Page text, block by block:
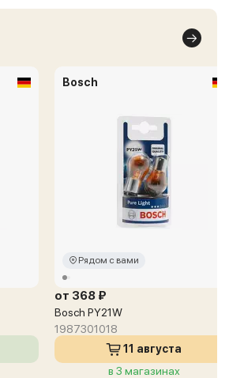
Bosch
Рядом с вами
от 368 ₽
Bosch PY21W
1987301018
11 августа
в 3 магазинах